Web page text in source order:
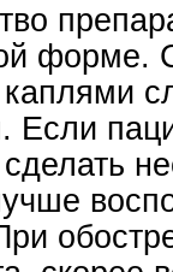
форме.
Если